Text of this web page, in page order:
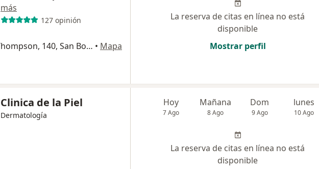
más
127 opinión
Avenida Joseph Thompson, 140, San Borja • Mapa
La reserva de citas en línea no está
disponible
Mostrar perfil
Clinica de la Piel
Dermatología
Hoy
7 Ago
Mañana
8 Ago
Dom
9 Ago
lunes
10 Ago
La reserva de citas en línea no está
disponible